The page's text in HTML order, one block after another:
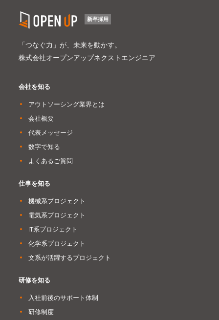
会社を知る
アウトソーシング業界とは
会社概要
代表メッセージ
数字で知る
よくあるご質問
仕事を知る
機械系プロジェクト
電気系プロジェクト
IT系プロジェクト
化学系プロジェクト
文系が活躍するプロジェクト
研修を知る
入社前後のサポート体制
研修制度
新卒採用
「つなぐ力」が、未来を動かす。
株式会社オープンアップネクストエンジニア